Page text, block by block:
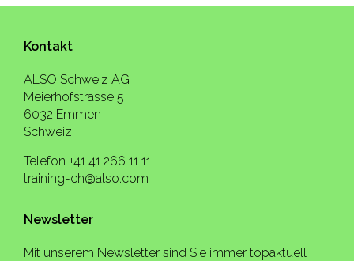
Kontakt
ALSO Schweiz AG
Meierhofstrasse 5
6032 Emmen
Schweiz
Telefon +41 41 266 11 11
training-ch@also.com
Newsletter
Mit unserem Newsletter sind Sie immer topaktuell